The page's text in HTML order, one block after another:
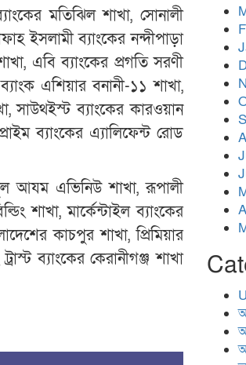
মতিঝিল শাখা, সোনালী
ইসলামী ব্যাংকের নন্দীপাড়া
এবি ব্যাংকের প্রগতি সরণী
ব্যাংক এশিয়ার বনানী-১১ শাখা,
সাউথইস্ট ব্যাংকের কারওয়ান
ব্যাংকের এ্যালিফেন্ট রোড
আযম এভিনিউ শাখা, রূপালী
শাখা, মার্কেন্টাইল ব্যাংকের
কাচপুর শাখা, প্রিমিয়ার
ব্যাংকের কেরানীগঞ্জ শাখা